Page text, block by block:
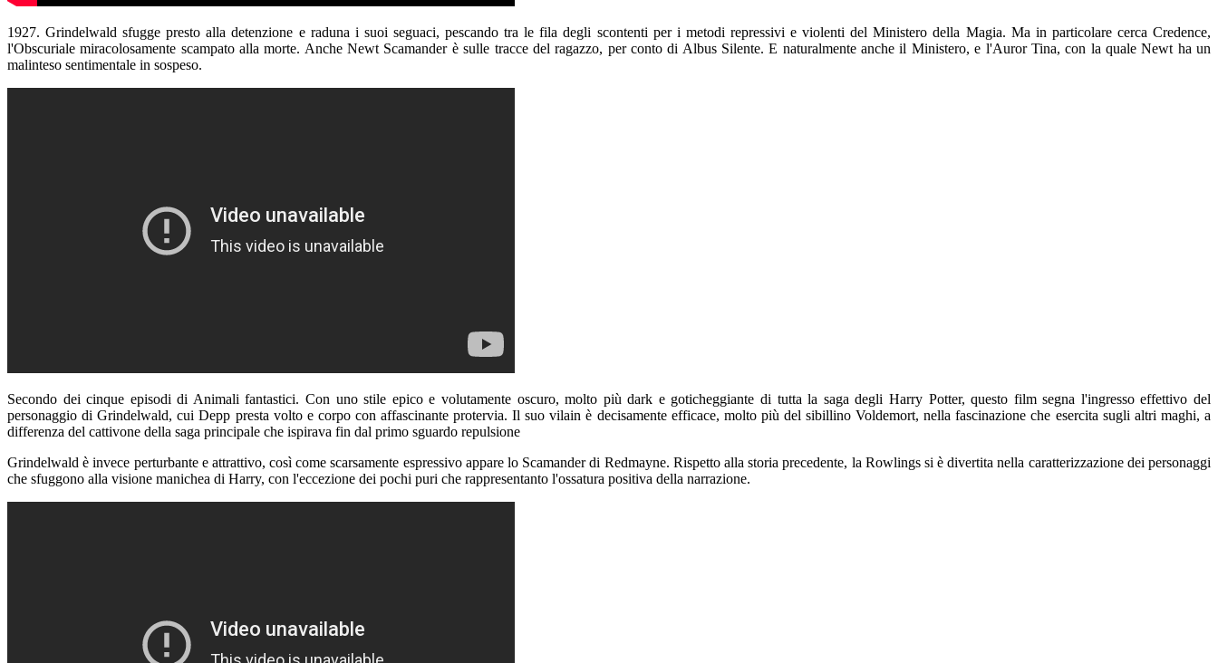
1927. Grindelwald sfugge presto alla detenzione e raduna i suoi seguaci, pescando tra le fila degli scontenti per i metodi repressivi e violenti del Ministero della Magia. Ma in particolare cerca Credence,
l'Obscuriale miracolosamente scampato alla morte. Anche Newt Scamander è sulle tracce del ragazzo, per conto di Albus Silente. E naturalmente anche il Ministero, e l'Auror Tina, con la quale Newt ha un
malinteso sentimentale in sospeso.
Secondo dei cinque episodi di Animali fantastici. Con uno stile epico e volutamente oscuro, molto più dark e goticheggiante di tutta la saga degli Harry Potter, questo film segna l'ingresso effettivo del
personaggio di Grindelwald, cui Depp presta volto e corpo con affascinante protervia. Il suo vilain è decisamente efficace, molto più del sibillino Voldemort, nella fascinazione che esercita sugli altri maghi, a
differenza del cattivone della saga principale che ispirava fin dal primo sguardo repulsione
Grindelwald è invece perturbante e attrattivo, così come scarsamente espressivo appare lo Scamander di Redmayne. Rispetto alla storia precedente, la Rowlings si è divertita nella caratterizzazione dei personaggi
che sfuggono alla visione manichea di Harry, con l'eccezione dei pochi puri che rappresentanto l'ossatura positiva della narrazione.